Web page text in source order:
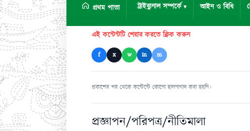
প্রথম পাতা ট্রাইব্যুনাল সম্পর্কে আইন ও বিধি
এই কন্টেন্টটি শেয়ার করতে ক্লিক করুন
f x w in m
প্রকাশের পর থেকে কন্টেন্টে কোনো হালনাগাদ করা হয়নি।
প্রজ্ঞাপন/পরিপত্র/নীতিমালা